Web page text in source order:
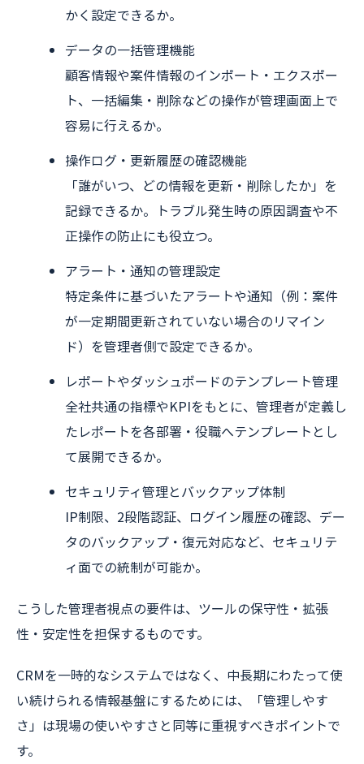
かく設定できるか。
データの一括管理機能
顧客情報や案件情報のインポート・エクスポー
ト、一括編集・削除などの操作が管理画面上で
容易に行えるか。
操作ログ・更新履歴の確認機能
「誰がいつ、どの情報を更新・削除したか」を
記録できるか。トラブル発生時の原因調査や不
正操作の防止にも役立つ。
アラート・通知の管理設定
特定条件に基づいたアラートや通知（例：案件
が一定期間更新されていない場合のリマイン
ド）を管理者側で設定できるか。
レポートやダッシュボードのテンプレート管理
全社共通の指標やKPIをもとに、管理者が定義し
たレポートを各部署・役職へテンプレートとし
て展開できるか。
セキュリティ管理とバックアップ体制
IP制限、2段階認証、ログイン履歴の確認、デー
タのバックアップ・復元対応など、セキュリテ
ィ面での統制が可能か。
こうした管理者視点の要件は、ツールの保守性・拡張
性・安定性を担保するものです。
CRMを一時的なシステムではなく、中長期にわたって使
い続けられる情報基盤にするためには、「管理しやす
さ」は現場の使いやすさと同等に重視すべきポイントで
す。